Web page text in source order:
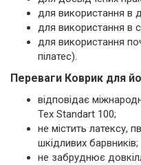
для використання в
для використання в
для використання
пілатес).
Переваги Коврик для
відповідає
Tex Standart 100;
не містить латексу,
шкідливих барвників;
не забруднює